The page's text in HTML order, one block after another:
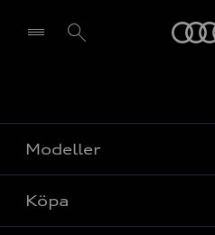
Modeller
Alla modeller
Köpa